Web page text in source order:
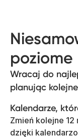
poziome
Wracaj do
planując
Kalendarze,
Zmień kolejne
dzięki